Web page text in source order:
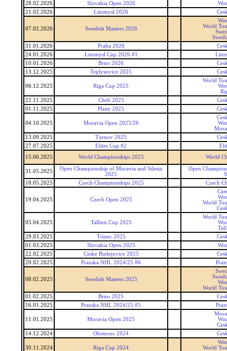
28.02.2026
Slovakia Open 2026
21.02.2026
Litomysl 2026
07.02.2026 Swedish Masters 2026
World
31.01.2026
Praha 2026
24.01.2026
Litomysl Cup 2026 #1
10.01.2026
Brno 2026
13.12.2025
Teplysovice 2025
06.12.2025 Riga Cup 2025
World
22.11.2025
Cheb 2025
01.11.2025
Plzen 2025
04.10.2025 Moravia Open 2025/26
13.09.2025
Turnov 2025
27.07.2025
Elites Cup #2
15.06.2025
World Championships 2025 World
31.05.2025
Open Championship of Moravia and Silesia
2025
Open
18.05.2025
Czech Championships 2025 Czech
19.04.2025 Czech Open 2025
World
05.04.2025 Tallinn Cup 2025
World
29.03.2025
Trinec 2025
01.03.2025
Slovakia Open 2025
22.02.2025
Ceske Budejovice 2025
20.02.2025
Prazska NHL 2024/25 #6
08.02.2025 Swedish Masters 2025
World
01.02.2025
Brno 2025
16.01.2025
Prazska NHL 2024/25 #5
11.01.2025 Moravia Open 2025
14.12.2024
Olomouc 2024
30.11.2024 Riga Cup 2024
World